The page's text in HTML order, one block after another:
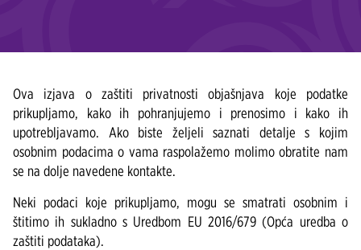
Ova izjava o zaštiti privatnosti objašnjava koje podatke
prikupljamo, kako ih pohranjujemo i prenosimo i kako ih
upotrebljavamo. Ako biste željeli saznati detalje s kojim
osobnim podacima o vama raspolažemo molimo obratite nam
se na dolje navedene kontakte.
Neki podaci koje prikupljamo, mogu se smatrati osobnim i
štitimo ih sukladno s Uredbom EU 2016/679 (Opća uredba o
zaštiti podataka).